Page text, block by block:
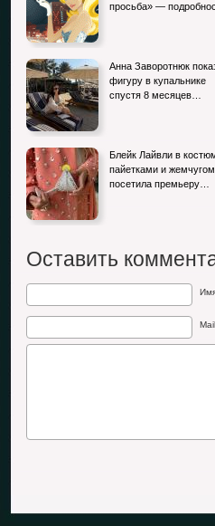
просьба» —
Анна Заворотнюк
фигуру в купальнике
спустя 8 месяцев…
Блейк Лайвли в
пайетками и жемчугом
посетила премьеру…
Оставить